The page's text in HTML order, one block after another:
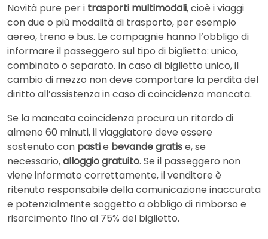
Novità pure per i trasporti multimodali, cioè i viaggi
con due o più modalità di trasporto, per esempio
aereo, treno e bus. Le compagnie hanno l’obbligo di
informare il passeggero sul tipo di biglietto: unico,
combinato o separato. In caso di biglietto unico, il
cambio di mezzo non deve comportare la perdita del
diritto all’assistenza in caso di coincidenza mancata.
Se la mancata coincidenza procura un ritardo di
almeno 60 minuti, il viaggiatore deve essere
sostenuto con pastie bevande gratise, se
necessario,alloggio gratuito. Se il passeggero non
viene informato correttamente, il venditore è
ritenuto responsabile della comunicazione inaccurata
e potenzialmente soggetto a obbligo di rimborso e
risarcimento fino al 75% del biglietto.